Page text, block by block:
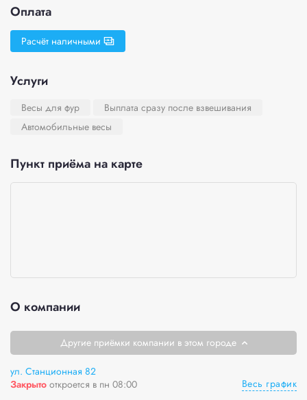
Оплата
Расчёт наличными
Услуги
Весы для фур
Выплата сразу после взвешивания
Автомобильные весы
Пункт приёма на карте
О компании
Другие приёмки компании в этом городе
ул. Станционная 82
Закрыто откроется в пн 08:00
Весь график